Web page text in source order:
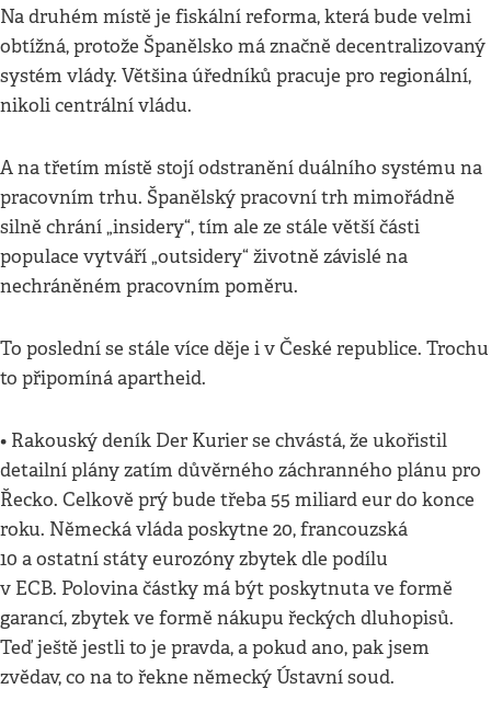
Na druhém místě je fiskální reforma, která bude velmi
obtížná, protože Španělsko má značně decentralizovaný
systém vlády. Většina úředníků pracuje pro regionální,
nikoli centrální vládu.
A na třetím místě stojí odstranění duálního systému na
pracovním trhu. Španělský pracovní trh mimořádně
silně chrání „insidery“, tím ale ze stále větší části
populace vytváří „outsidery“ životně závislé na
nechráněném pracovním poměru.
To poslední se stále více děje i v České republice. Trochu
to připomíná apartheid.
• Rakouský deník Der Kurier se chvástá, že ukořistil
detailní plány zatím důvěrného záchranného plánu pro
Řecko. Celkově prý bude třeba 55 miliard eur do konce
roku. Německá vláda poskytne 20, francouzská
10 a ostatní státy eurozóny zbytek dle podílu
v ECB. Polovina částky má být poskytnuta ve formě
garancí, zbytek ve formě nákupu řeckých dluhopisů.
Teď ještě jestli to je pravda, a pokud ano, pak jsem
zvědav, co na to řekne německý Ústavní soud.